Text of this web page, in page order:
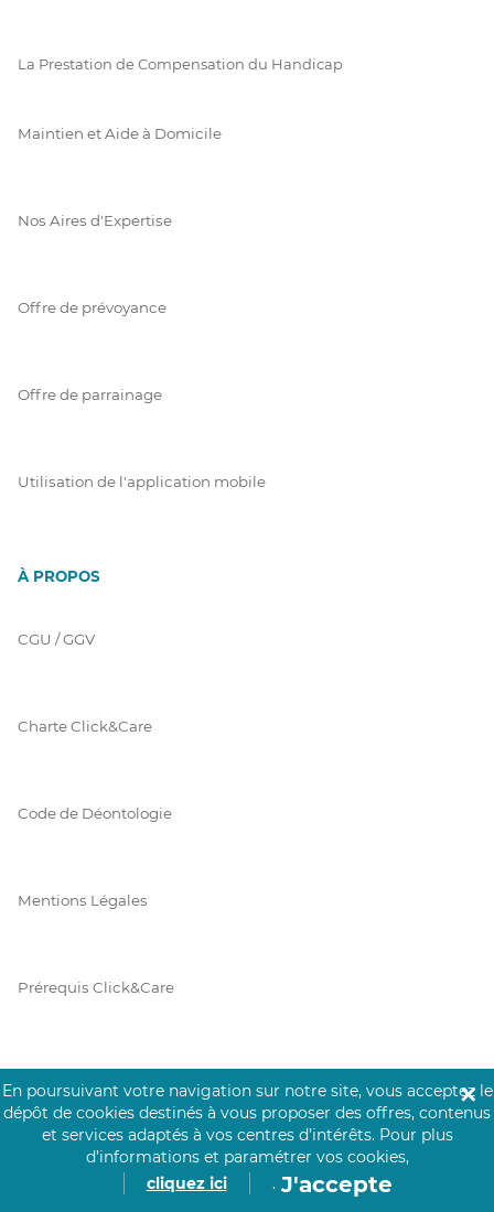
La Prestation de Compensation du Handicap
Maintien et Aide à Domicile
Nos Aires d'Expertise
Offre de prévoyance
Offre de parrainage
Utilisation de l'application mobile
À PROPOS
CGU / GGV
Charte Click&Care
Code de Déontologie
Mentions Légales
Prérequis Click&Care
Protection des Données
Vie Privée
En poursuivant votre navigation sur notre site, vous acceptez le
dépôt de cookies destinés à vous proposer des offres, contenus
et services adaptés à vos centres d’intérêts. Pour plus
d’informations et paramétrer vos cookies,
cliquez ici
. J'accepte
✕